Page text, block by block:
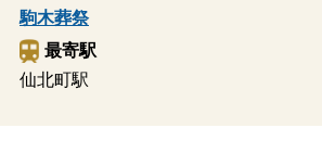
駒木葬祭
最寄駅
仙北町駅